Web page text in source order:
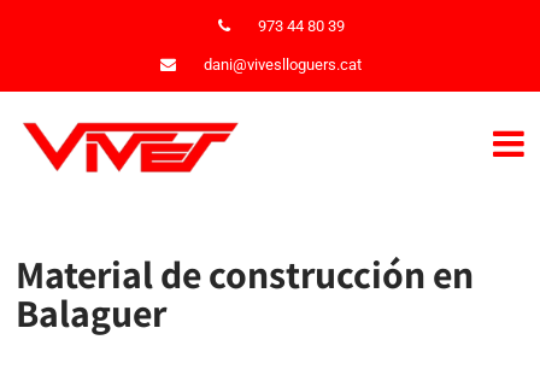
973 44 80 39
dani@viveslloguers.cat
Material de construcción en
Balaguer